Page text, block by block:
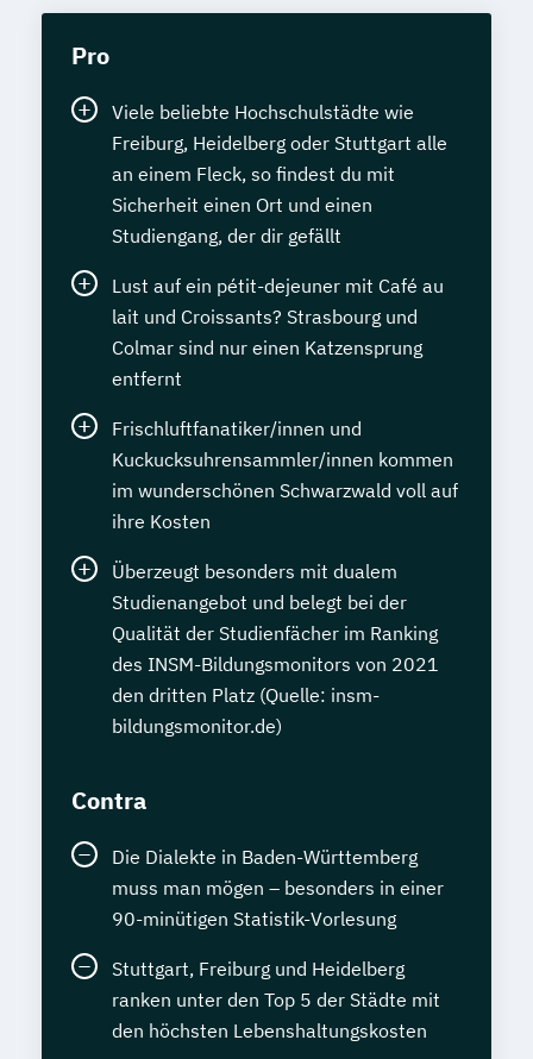
Pro
Viele beliebte Hochschulstädte wie
Freiburg, Heidelberg oder Stuttgart alle
an einem Fleck, so findest du mit
Sicherheit einen Ort und einen
Studiengang, der dir gefällt
Lust auf ein pétit-dejeuner mit Café au
lait und Croissants? Strasbourg und
Colmar sind nur einen Katzensprung
entfernt
Frischluftfanatiker/innen und
Kuckucksuhrensammler/innen kommen
im wunderschönen Schwarzwald voll auf
ihre Kosten
Überzeugt besonders mit dualem
Studienangebot und belegt bei der
Qualität der Studienfächer im Ranking
des INSM-Bildungsmonitors von 2021
den dritten Platz (Quelle: insm-
bildungsmonitor.de)
Contra
Die Dialekte in Baden-Württemberg
muss man mögen – besonders in einer
90-minütigen Statistik-Vorlesung
Stuttgart, Freiburg und Heidelberg
ranken unter den Top 5 der Städte mit
den höchsten Lebenshaltungskosten